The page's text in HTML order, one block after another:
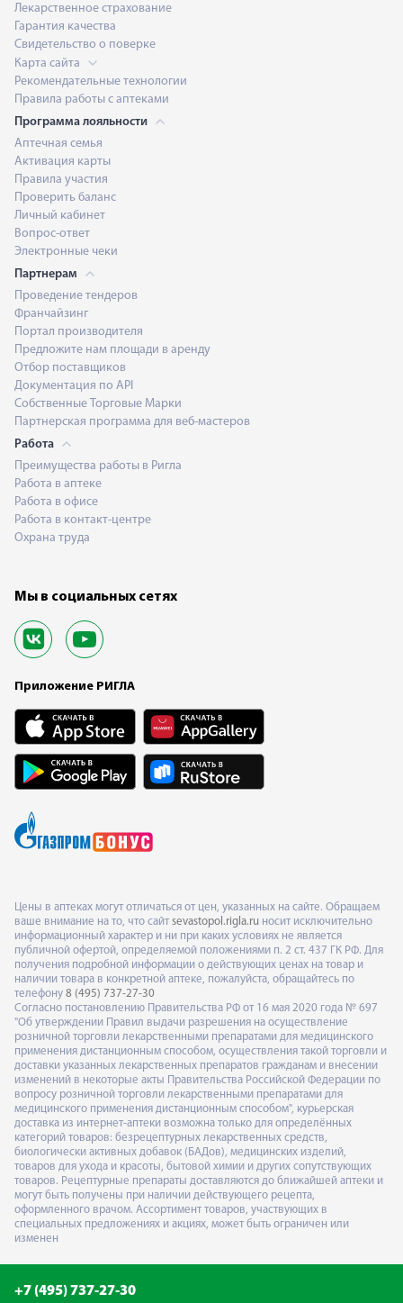
Лекарственное страхование
Гарантия качества
Свидетельство о поверке
Карта сайта
Рекомендательные технологии
Правила работы с аптеками
Программа лояльности
Аптечная семья
Активация карты
Правила участия
Проверить баланс
Личный кабинет
Вопрос-ответ
Электронные чеки
Партнерам
Проведение тендеров
Франчайзинг
Портал производителя
Предложите нам площади в аренду
Отбор поставщиков
Документация по API
Собственные Торговые Марки
Партнерская программа для веб-мастеров
Работа
Преимущества работы в Ригла
Работа в аптеке
Работа в офисе
Работа в контакт-центре
Охрана труда
Мы в социальных сетях
Приложение РИГЛА
Цены в аптеках могут отличаться от цен, указанных на сайте. Обращаем
ваше внимание на то, что сайт sevastopol.rigla.ru носит исключительно
информационный характер и ни при каких условиях не является
публичной офертой, определяемой положениями п. 2 ст. 437 ГК РФ. Для
получения подробной информации о действующих ценах на товар и
наличии товара в конкретной аптеке, пожалуйста, обращайтесь по
телефону 8 (495) 737-27-30
Согласно постановлению Правительства РФ от 16 мая 2020 года № 697
"Об утверждении Правил выдачи разрешения на осуществление
розничной торговли лекарственными препаратами для медицинского
применения дистанционным способом, осуществления такой торговли и
доставки указанных лекарственных препаратов гражданам и внесении
изменений в некоторые акты Правительства Российской Федерации по
вопросу розничной торговли лекарственными препаратами для
медицинского применения дистанционным способом", курьерская
доставка из интернет-аптеки возможна только для определённых
категорий товаров: безрецептурных лекарственных средств,
биологически активных добавок (БАДов), медицинских изделий,
товаров для ухода и красоты, бытовой химии и других сопутствующих
товаров. Рецептурные препараты доставляются до ближайшей аптеки и
могут быть получены при наличии действующего рецепта,
оформленного врачом. Ассортимент товаров, участвующих в
специальных предложениях и акциях, может быть ограничен или
изменен
+7 (495) 737-27-30